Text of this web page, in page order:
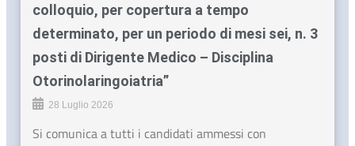
colloquio, per copertura a tempo
determinato, per un periodo di mesi sei, n. 3
posti di Dirigente Medico – Disciplina
Otorinolaringoiatria”
28 Luglio 2026
Si comunica a tutti i candidati ammessi con